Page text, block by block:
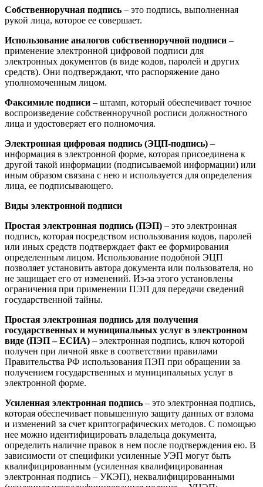
Собственноручная подпись – это подпись, выполненная
рукой лица, которое ее совершает.
Использование аналогов собственноручной подписи –
применение электронной цифровой подписи для
электронных документов (в виде кодов, паролей и других
средств). Они подтверждают, что распоряжение дано
уполномоченным лицом.
Факсимиле подписи – штамп, который обеспечивает точное
воспроизведение собственноручной росписи должностного
лица и удостоверяет его полномочия.
Электронная цифровая подпись (ЭЦП-подпись) –
информация в электронной форме, которая присоединена к
другой такой информации (подписываемой информации) или
иным образом связана с нею и используется для определения
лица, ее подписывающего.
Виды электронной подписи
Простая электронная подпись (ПЭП) – это электронная
подпись, которая посредством использования кодов, паролей
или иных средств подтверждает факт ее формирования
определенным лицом. Использование подобной ЭЦП
позволяет установить автора документа или пользователя, но
не защищает его от изменений. Из-за этого установлены
ограничения при применении ПЭП для передачи сведений
государственной тайны.
Простая электронная подпись для получения
государственных и муниципальных услуг в электронном
виде (ПЭП – ЕСИА) – электронная подпись, ключ которой
получен при личной явке в соответствии правилами
Правительства РФ использования ПЭП при обращении за
получением государственных и муниципальных услуг в
электронной форме.
Усиленная электронная подпись – это электронная подпись,
которая обеспечивает повышенную защиту данных от взлома
и изменений за счет криптографических методов. С помощью
нее можно идентифицировать владельца документа,
определить наличие правок в нем после подтверждения ею. В
зависимости от специфики усиленные УЭП могут быть
квалифицированным (усиленная квалифицированная
электронная подпись – УКЭП), неквалифицированными